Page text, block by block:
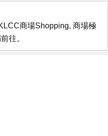
商場Shopping, 商場極
往。